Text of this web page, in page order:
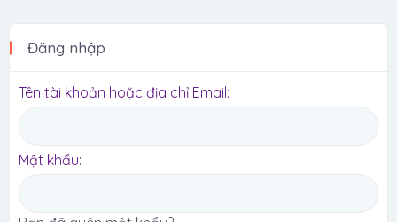
Đăng nhập
Tên tài khoản hoặc địa chỉ Email
Mật khẩu